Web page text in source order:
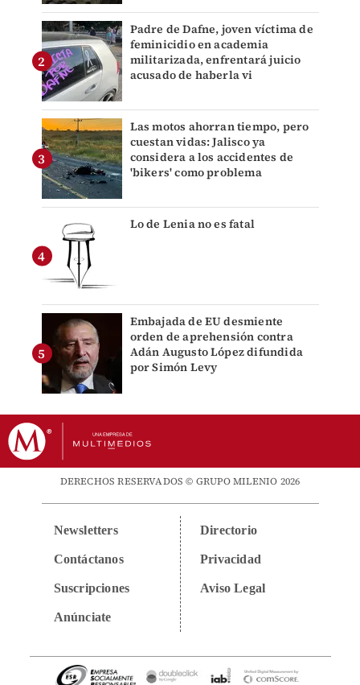
Padre de Dafne, joven víctima de
feminicidio en academia
militarizada, enfrentará juicio
acusado de haberla vi
Las motos ahorran tiempo, pero
cuestan vidas: Jalisco ya
considera a los accidentes de
'bikers' como problema
Lo de Lenia no es fatal
Embajada de EU desmiente
orden de aprehensión contra
Adán Augusto López difundida
por Simón Levy
DERECHOS RESERVADOS © GRUPO MILENIO 2026
Newsletters
Contáctanos
Suscripciones
Anúnciate
Directorio
Privacidad
Aviso Legal